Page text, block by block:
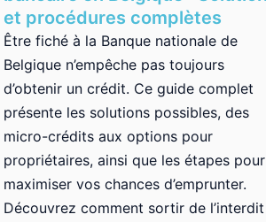
et procédures complètes
Être fiché à la Banque nationale de
Belgique n’empêche pas toujours
d’obtenir un crédit. Ce guide complet
présente les solutions possibles, des
micro-crédits aux options pour
propriétaires, ainsi que les étapes pour
maximiser vos chances d’emprunter.
Découvrez comment sortir de l’interdit